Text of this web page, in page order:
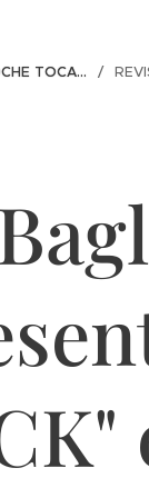
TOCA...